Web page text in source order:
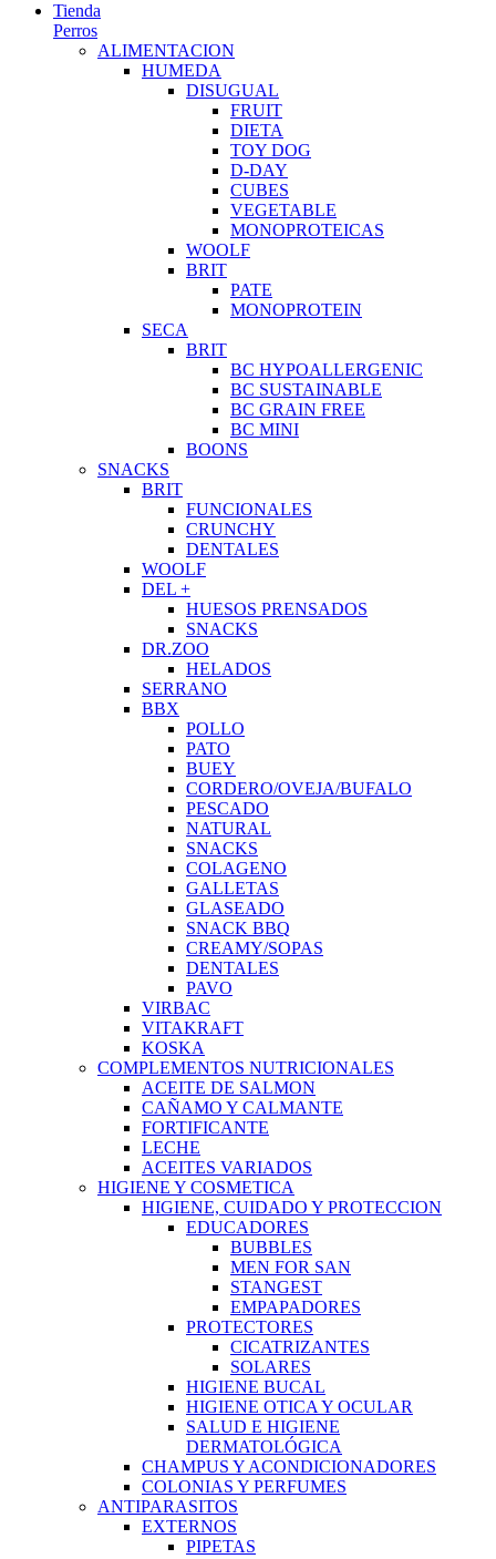
Tienda
Perros
ALIMENTACION
HUMEDA
DISUGUAL
FRUIT
DIETA
TOY DOG
D-DAY
CUBES
VEGETABLE
MONOPROTEICAS
WOOLF
BRIT
PATE
MONOPROTEIN
SECA
BRIT
BC HYPOALLERGENIC
BC SUSTAINABLE
BC GRAIN FREE
BC MINI
BOONS
SNACKS
BRIT
FUNCIONALES
CRUNCHY
DENTALES
WOOLF
DEL +
HUESOS PRENSADOS
SNACKS
DR.ZOO
HELADOS
SERRANO
BBX
POLLO
PATO
BUEY
CORDERO/OVEJA/BUFALO
PESCADO
NATURAL
SNACKS
COLAGENO
GALLETAS
GLASEADO
SNACK BBQ
CREAMY/SOPAS
DENTALES
PAVO
VIRBAC
VITAKRAFT
KOSKA
COMPLEMENTOS NUTRICIONALES
ACEITE DE SALMON
CAÑAMO Y CALMANTE
FORTIFICANTE
LECHE
ACEITES VARIADOS
HIGIENE Y COSMETICA
HIGIENE, CUIDADO Y PROTECCION
EDUCADORES
BUBBLES
MEN FOR SAN
STANGEST
EMPAPADORES
PROTECTORES
CICATRIZANTES
SOLARES
HIGIENE BUCAL
HIGIENE OTICA Y OCULAR
SALUD E HIGIENE
DERMATOLÓGICA
CHAMPUS Y ACONDICIONADORES
COLONIAS Y PERFUMES
ANTIPARASITOS
EXTERNOS
PIPETAS